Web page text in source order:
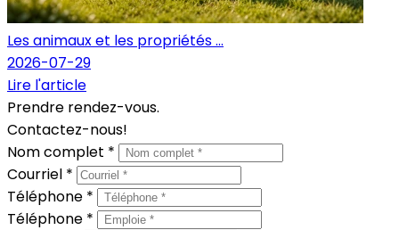
Les animaux et les propriétés ...
2026-07-29
Lire l'article
Prendre rendez-vous.
Contactez-nous!
Nom complet *
Courriel *
Téléphone *
Téléphone *